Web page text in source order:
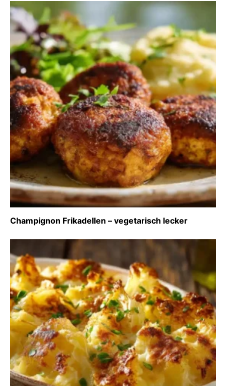
Champignon Frikadellen – vegetarisch lecker